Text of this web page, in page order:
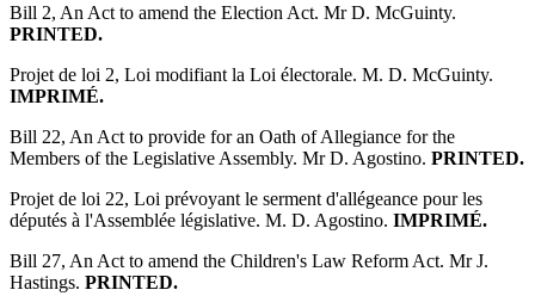
Bill 2, An Act to amend the Election Act. Mr D. McGuinty.
PRINTED.
Projet de loi 2, Loi modifiant la Loi électorale. M. D. McGuinty.
IMPRIMÉ.
Bill 22, An Act to provide for an Oath of Allegiance for the
Members of the Legislative Assembly. Mr D. Agostino. PRINTED.
Projet de loi 22, Loi prévoyant le serment d'allégeance pour les
députés à l'Assemblée législative. M. D. Agostino. IMPRIMÉ.
Bill 27, An Act to amend the Children's Law Reform Act. Mr J.
Hastings. PRINTED.